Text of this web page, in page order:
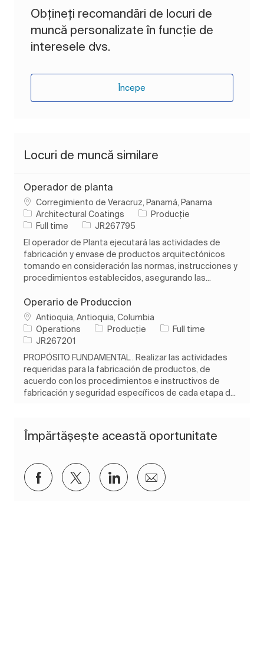
Obțineți recomandări de locuri de
muncă personalizate în funcție de
interesele dvs.
Începe
Locuri de muncă similare
Operador de planta
LocCorregimiento de Veracruz, Panamá, Panama
Architectural Coatings
Categorie
Producție
Tipul postului
Full time Job IdJR267795
El operador de Planta ejecutará las actividades de
fabricación y envase de productos arquitectónicos
tomando en consideración las normas, instrucciones y
procedimientos establecidos, asegurando las...
Operario de Produccion
LocAntioquia, Antioquia, Columbia
Operations
Categorie
Producție Tipul postului
Full time
Job IdJR267201
PROPÓSITO FUNDAMENTAL . Realizar las actividades
requeridas para la fabricación de productos, de
acuerdo con los procedimientos e instructivos de
fabricación y seguridad específicos de cada etapa d...
Împărtășește această oportunitate
Distribuiți prin Facebook
Distribuiți prin twitter
Distribuiți prin LinkedIn
Distribuiți prin e-